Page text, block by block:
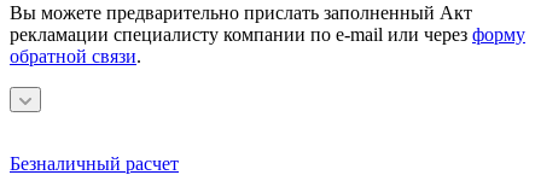
Вы можете предварительно прислать заполненный Акт
рекламации специалисту компании по e-mail или через форму
обратной связи.
Безналичный расчет